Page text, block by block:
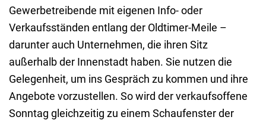
Gewerbetreibende mit eigenen Info- oder
Verkaufsständen entlang der Oldtimer-Meile –
darunter auch Unternehmen, die ihren Sitz
außerhalb der Innenstadt haben. Sie nutzen die
Gelegenheit, um ins Gespräch zu kommen und ihre
Angebote vorzustellen. So wird der verkaufsoffene
Sonntag gleichzeitig zu einem Schaufenster der